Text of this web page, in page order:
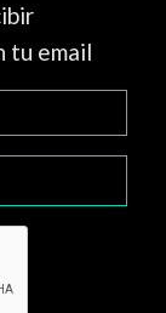
tu email